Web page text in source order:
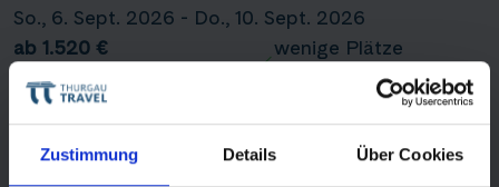
Zustimmung Details Über Cookies
So., 6. Sept. 2026 - Do., 10. Sept. 2026
ab 1.520 €
wenige Plätze
Reise buchen